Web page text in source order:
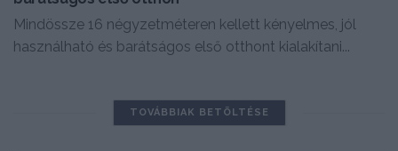
Mindössze 16 négyzetméteren kellett kényelmes, jól
használható és barátságos első otthont kialakítani...
TOVÁBBIAK BETÖLTÉSE